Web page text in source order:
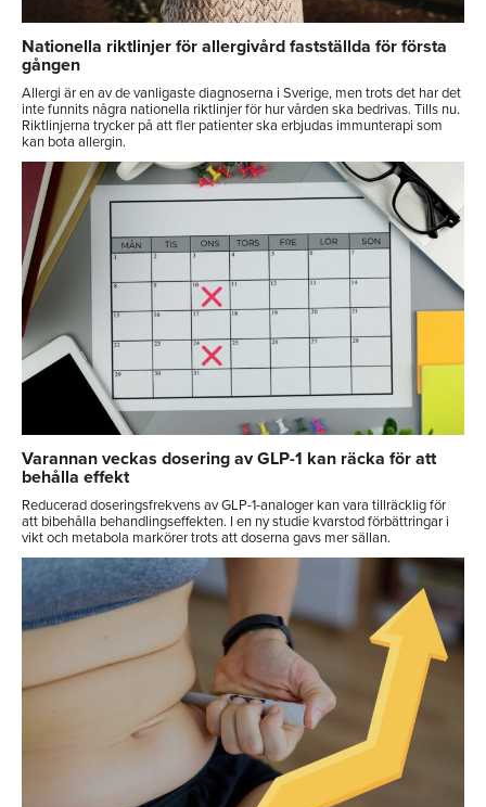
Nationella riktlinjer för allergivård fastställda för första
gången
Allergi är en av de vanligaste diagnoserna i Sverige, men trots det har det
inte funnits några nationella riktlinjer för hur vården ska bedrivas. Tills nu.
Riktlinjerna trycker på att fler patienter ska erbjudas immunterapi som
kan bota allergin.
Varannan veckas dosering av GLP-1 kan räcka för att
behålla effekt
Reducerad doseringsfrekvens av GLP-1-analoger kan vara tillräcklig för
att bibehålla behandlingseffekten. I en ny studie kvarstod förbättringar i
vikt och metabola markörer trots att doserna gavs mer sällan.